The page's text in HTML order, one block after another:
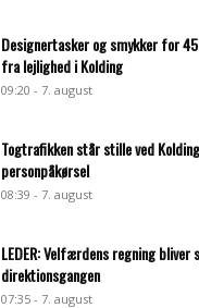
Designertasker og smykker for
fra lejlighed i Kolding
09:20 - 7. august
Togtrafikken står stille ved
personpåkørsel
08:39 - 7. august
LEDER: Velfærdens regning
direktionsgangen
07:35 - 7. august